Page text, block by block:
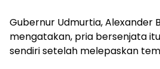
Gubernur Udmurtia, Alexander
mengatakan, pria bersenjata
sendiri setelah melepaskan